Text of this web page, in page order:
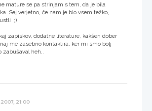
mature se pa strinjam s tem, da je bila
Sej verjetno, če nam je blo vsem težko,
;)
zapiskov, dodatne literature, kakšen dober
me zasebno kontaktira, ker mi smo bolj
zabušaval heh..
21:00